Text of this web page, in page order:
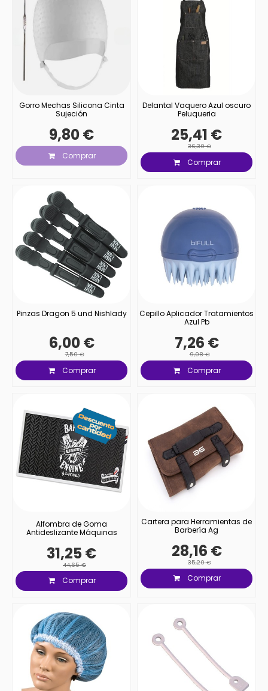
Gorro Mechas Silicona Cinta
Sujeción
9,80 €
Comprar
Delantal Vaquero Azul oscuro
Peluqueria
25,41 €
36,30 €
Comprar
Pinzas Dragon 5 und Nishlady
6,00 €
7,50 €
Comprar
Cepillo Aplicador Tratamientos
Azul Pb
7,26 €
9,08 €
Comprar
Alfombra de Goma
Antideslizante Máquinas
31,25 €
44,65 €
Comprar
Cartera para Herramientas de
Barbería Ag
28,16 €
35,20 €
Comprar